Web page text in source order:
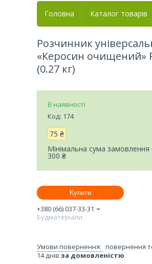
Головна Каталог товарів
Розчинник
«Керосин очищений»
(0.27 кг)
В наявності
Код: 174
75 ₴
Мінімальна сума
300 ₴
Купити
+380 (66) 037-33-31
Будматеріали
повернення
14 днів за домовленістю